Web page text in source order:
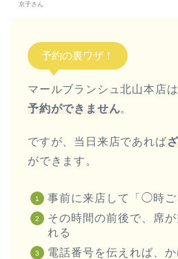
京子さん
予約の裏ワザ！
マールブランシュ北山本店
予約ができません。
ですが、当日来店であれば
ができます。
事前に来店して「◯時ご
その時間の前後で、席
れる
電話番号を伝えれば、